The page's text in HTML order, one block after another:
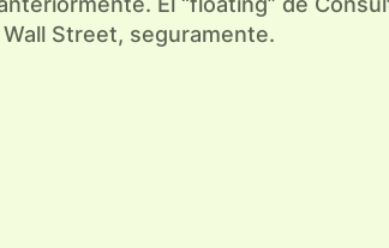
Street, seguramente.